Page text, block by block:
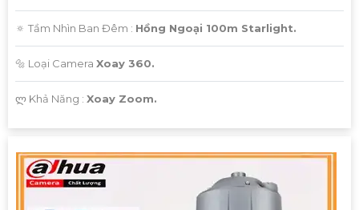
🔅 Tầm Nhìn Ban Đêm : Hồng Ngoại 100m Starlight.
🔩 Loại Camera Xoay 360.
️ლ Khả Năng : Xoay Zoom.